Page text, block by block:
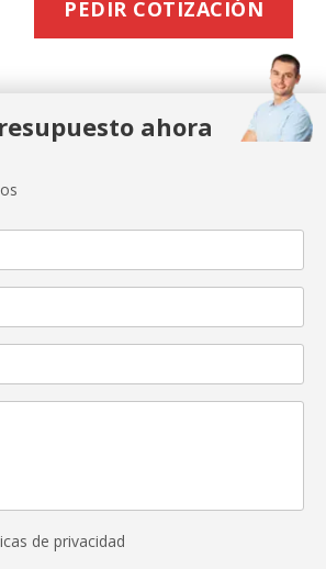
PEDIR COTIZACIÓN
ahora
de privacidad